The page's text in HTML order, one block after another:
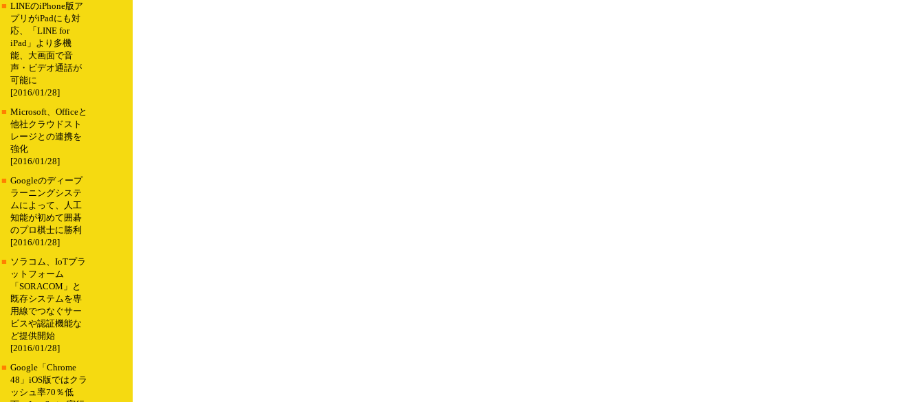
■ LINEのiPhone版ア
プリがiPadにも対
応、「LINE for
iPad」より多機
能、大画面で音
声・ビデオ通話が
可能に
[2016/01/28]
■ Microsoft、Officeと
他社クラウドスト
レージとの連携を
強化
[2016/01/28]
■ Googleのディープ
ラーニングシステ
ムによって、人工
知能が初めて囲碁
のプロ棋士に勝利
[2016/01/28]
■ ソラコム、IoTプラ
ットフォーム
「SORACOM」と
既存システムを専
用線でつなぐサー
ビスや認証機能な
ど提供開始
[2016/01/28]
■ Google「Chrome
48」iOS版ではクラ
ッシュ率70％低